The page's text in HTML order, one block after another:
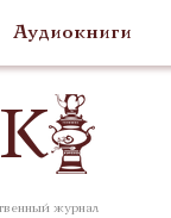
Аудиокниги
журнал